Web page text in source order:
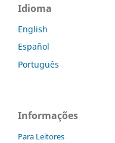
Idioma
English
Español
Português
Informações
Para Leitores